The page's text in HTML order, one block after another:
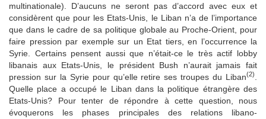
multinationale). D’aucuns ne seront pas d’accord avec eux et
considèrent que pour les Etats-Unis, le Liban n’a de l’importance
que dans le cadre de sa politique globale au Proche-Orient, pour
faire pression par exemple sur un Etat tiers, en l’occurrence la
Syrie. Certains pensent aussi que n’était-ce le très actif lobby
libanais aux Etats-Unis, le président Bush n’aurait jamais fait
pression sur la Syrie pour qu’elle retire ses troupes du Liban(2)
Quelle place a occupé le Liban dans la politique étrangère des
Etats-Unis? Pour tenter de répondre à cette question, nous
évoquerons les phases principales des relations libano­